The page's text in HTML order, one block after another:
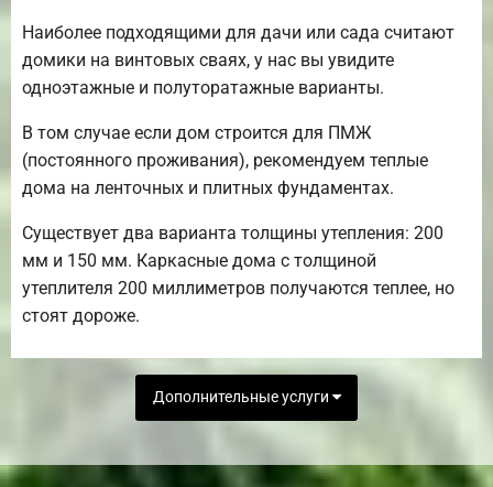
Наиболее подходящими для дачи или сада считают
домики на винтовых сваях, у нас вы увидите
одноэтажные и полуторатажные варианты.
В том случае если дом строится для ПМЖ
(постоянного проживания), рекомендуем теплые
дома на ленточных и плитных фундаментах.
Существует два варианта толщины утепления: 200
мм и 150 мм. Каркасные дома с толщиной
утеплителя 200 миллиметров получаются теплее, но
стоят дороже.
Дополнительные услуги